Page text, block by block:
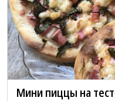
Мини пиццы на